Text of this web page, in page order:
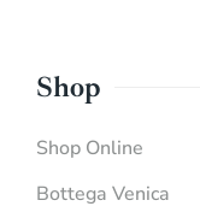
Shop
Shop Online
Bottega Venica